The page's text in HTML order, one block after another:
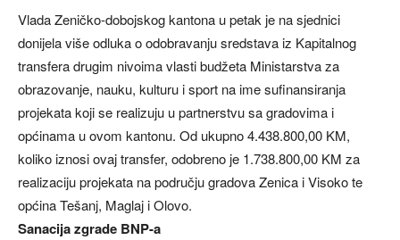
Vlada Zeničko-dobojskog kantona u petak je na sjednici
donijela više odluka o odobravanju sredstava iz Kapitalnog
transfera drugim nivoima vlasti budžeta Ministarstva za
obrazovanje, nauku, kulturu i sport na ime sufinansiranja
projekata koji se realizuju u partnerstvu sa gradovima i
općinama u ovom kantonu. Od ukupno 4.438.800,00 KM,
koliko iznosi ovaj transfer, odobreno je 1.738.800,00 KM za
realizaciju projekata na području gradova Zenica i Visoko te
općina Tešanj, Maglaj i Olovo.
Sanacija zgrade BNP-a